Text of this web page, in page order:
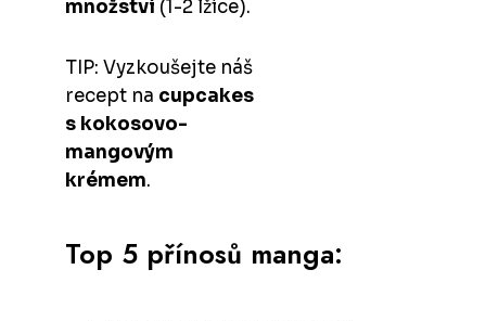
množství (1-2 lžíce).
TIP: Vyzkoušejte náš
recept na cupcakes
s kokosovo-
mangovým
krémem.
Top 5 přínosů manga: